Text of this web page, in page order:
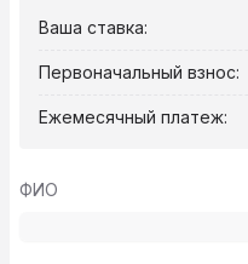
Ваша ставка:
Первоначальный взнос:
Ежемесячный платеж:
ФИО